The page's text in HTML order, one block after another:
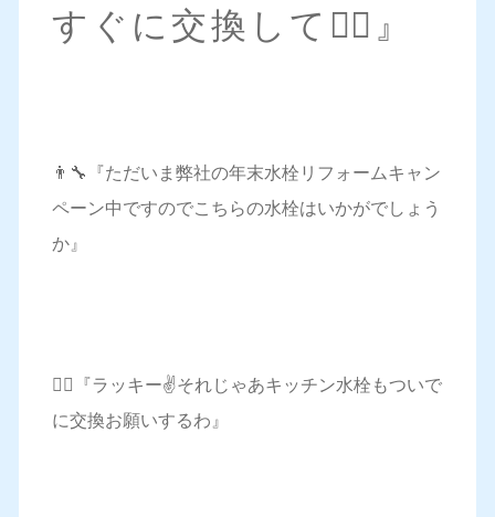
すぐに交換して🙆‍♀️』
👨‍🔧『ただいま弊社の年末水栓リフォームキャン
ペーン中ですのでこちらの水栓はいかがでしょう
か』
🙋‍♀️『ラッキー✌️それじゃあキッチン水栓もついで
に交換お願いするわ』